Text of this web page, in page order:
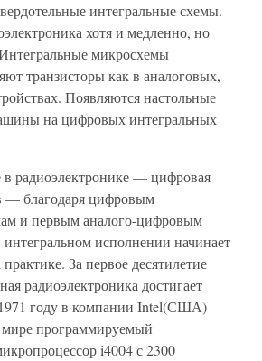
интегральные схемы.
хотя и медленно, но
микросхемы
транзисторы как в аналоговых,
Появляются настольные
на цифровых интегральных
радиоэлектронике — цифровая
— благодаря цифровым
и первым аналого-цифровым
интегральном исполнении начинает
За первое десятилетие
радиоэлектроника достигает
году в компании Intel(США)
мире программируемый
i4004 с 2300